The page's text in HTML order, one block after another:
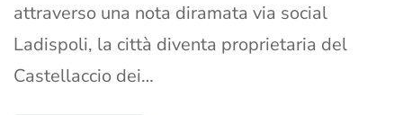
attraverso una nota diramata via social
Ladispoli, la città diventa proprietaria del
Castellaccio dei…